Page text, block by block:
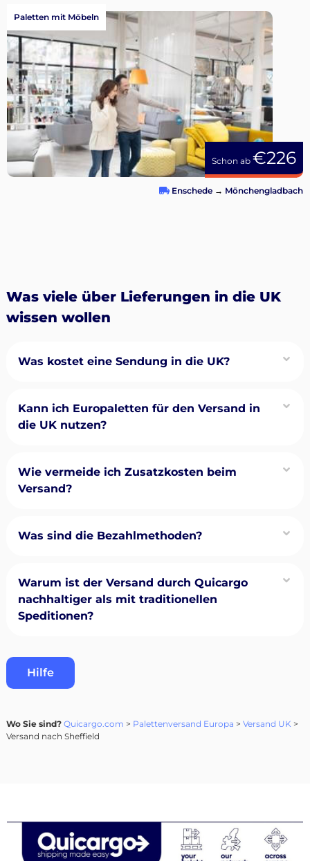
Schon ab €226
Paletten mit Möbeln
Enschede → Mönchengladbach
Was viele über Lieferungen in die UK
wissen wollen
Was kostet eine Sendung in die UK?
Kann ich Europaletten für den Versand in
die UK nutzen?
Wie vermeide ich Zusatzkosten beim
Versand?
Was sind die Bezahlmethoden?
Warum ist der Versand durch Quicargo
nachhaltiger als mit traditionellen
Speditionen?
Hilfe
Wo Sie sind? Quicargo.com > Palettenversand Europa > Versand UK >
Versand nach Sheffield